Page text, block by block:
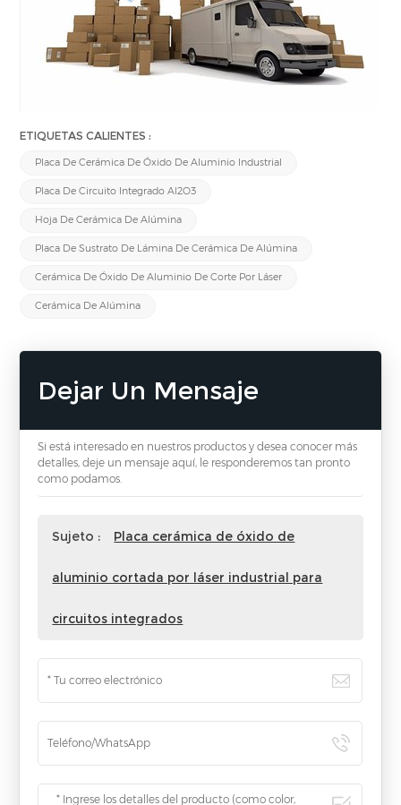
ETIQUETAS CALIENTES :
Placa De Cerámica De Óxido De Aluminio Industrial
Placa De Circuito Integrado Al2O3
Hoja De Cerámica De Alúmina
Placa De Sustrato De Lámina De Cerámica De Alúmina
Cerámica De Óxido De Aluminio De Corte Por Láser
Cerámica De Alúmina
Dejar Un Mensaje
Si está interesado en nuestros productos y desea conocer más
detalles, deje un mensaje aquí, le responderemos tan pronto
como podamos.
Sujeto : Placa cerámica de óxido de
aluminio cortada por láser industrial para
circuitos integrados